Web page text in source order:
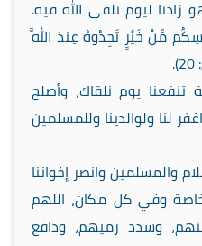
زادنا ليوم نلقى الله فيه.
مِّنْ خَيْرٍ تَجِدُوهُ عِندَ اللَّهِ
تنفعنا يوم نلقاك، وأصلح
لنا ولوالدينا وللمسلمين
والمسلمين وانصر إخواننا
وفي كل مكان، اللهم
وسدد رميهم، ودافع